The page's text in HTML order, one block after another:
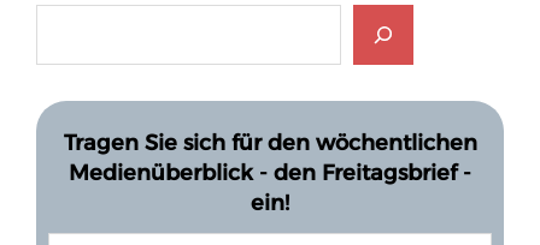
Tragen Sie sich für den wöchentlichen
Medienüberblick - den Freitagsbrief -
ein!